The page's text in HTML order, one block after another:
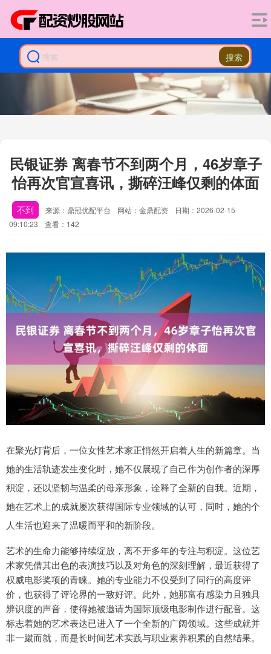
搜索
民银证券 离春节不到两个月，46岁章子
怡再次官宣喜讯，撕碎汪峰仅剩的体面
不到 来源：鼎冠优配平台 网站：金鼎配资
日期：2026-02-15
09:10:23
查看：142
在聚光灯背后，一位女性艺术家正悄然开启着人生的新篇章。当
她的生活轨迹发生变化时，她不仅展现了自己作为创作者的深厚
积淀，还以坚韧与温柔的母亲形象，诠释了全新的自我。近期，
她在艺术上的成就屡次获得国际专业领域的认可，同时，她的个
人生活也迎来了温暖而平和的新阶段。
艺术的生命力能够持续绽放，离不开多年的专注与积淀。这位艺
术家凭借其出色的表演技巧以及对角色的深刻理解，最近获得了
权威电影奖项的青睐。她的专业能力不仅受到了同行的高度评
价，也获得了评论界的一致好评。此外，她那富有感染力且独具
辨识度的声音，使得她被邀请为国际顶级电影制作进行配音。这
标志着她的艺术表达已进入了一个全新的广阔领域。这些成就并
非一蹴而就，而是长时间艺术实践与职业素养积累的自然结果。